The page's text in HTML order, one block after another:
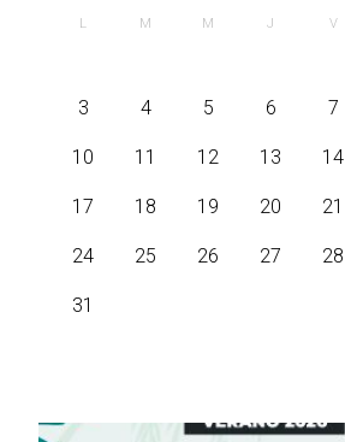
3 4 5 6 7
10 11 12 13 14
17 18 19 20 21
24 25 26 27 28
31